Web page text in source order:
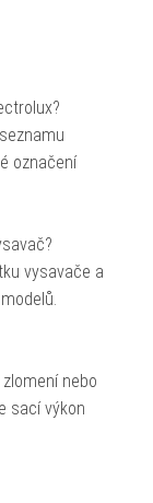
označení
vysavače a
nebo
sací výkon